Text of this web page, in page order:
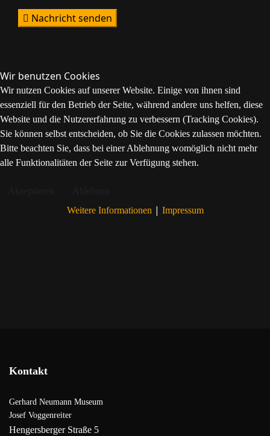
Nachricht senden
Kontakt
Gerhard Neumann Museum
Josef Voggenreiter
Hengersberger Straße 5
Wir benutzen Cookies
Wir nutzen Cookies auf unserer Website. Einige von ihnen sind
essenziell für den Betrieb der Seite, während andere uns helfen, diese
Website und die Nutzererfahrung zu verbessern (Tracking Cookies).
Sie können selbst entscheiden, ob Sie die Cookies zulassen möchten.
Bitte beachten Sie, dass bei einer Ablehnung womöglich nicht mehr
alle Funktionalitäten der Seite zur Verfügung stehen.
Weitere Informationen| Impressum